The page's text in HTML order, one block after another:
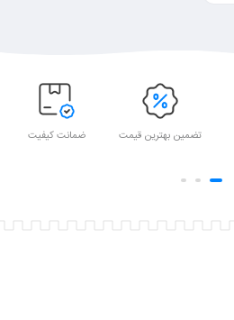
تضمین بهترین قیمت ضمانت کیفیت